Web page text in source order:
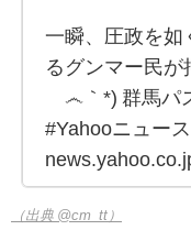
一瞬、圧政を如
るグンマー民が
´෴｀*) 群馬パ
#Yahooニュース
（出典 @cm_tt）